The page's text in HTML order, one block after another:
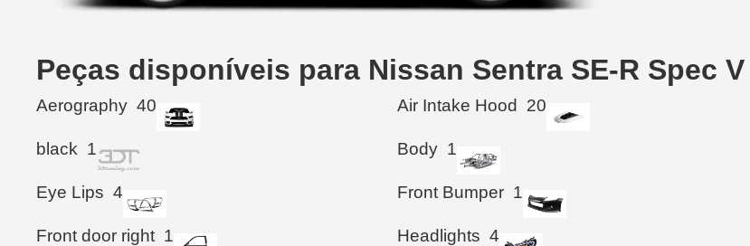
Peças disponíveis para Nissan Sentra SE-R Spec V
Aerography 40 Air Intake Hood 20
black 1 Body 1
Eye Lips 4 Front Bumper 1
Front door right 1 Headlights 4